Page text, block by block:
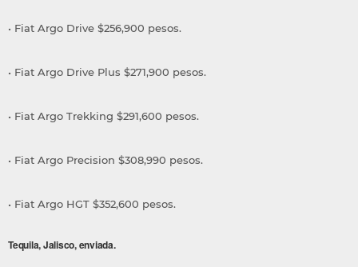
• Fiat Argo Drive $256,900 pesos.
• Fiat Argo Drive Plus $271,900 pesos.
• Fiat Argo Trekking $291,600 pesos.
• Fiat Argo Precision $308,990 pesos.
• Fiat Argo HGT $352,600 pesos.
Tequila, Jalisco, enviada.